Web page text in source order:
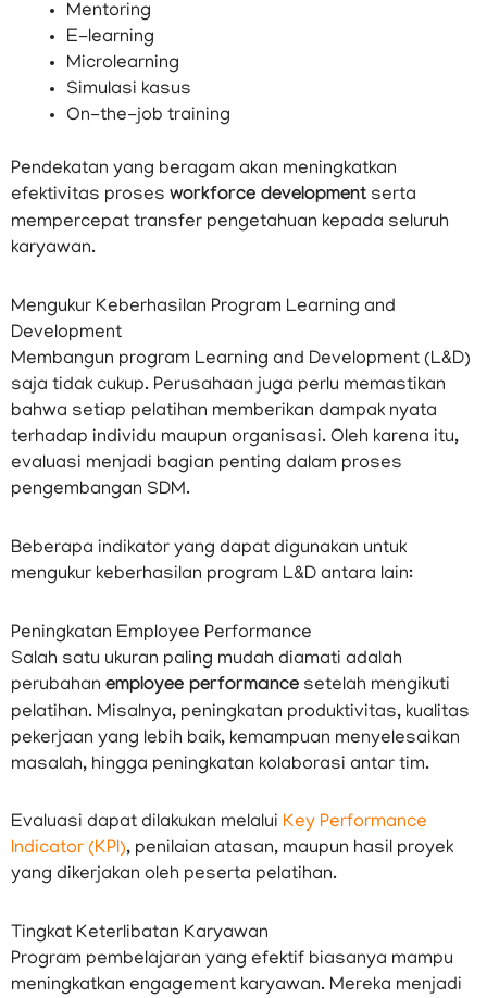
Mentoring
E-learning
Microlearning
Simulasi kasus
On-the-job training
Pendekatan yang beragam akan meningkatkan
efektivitas proses workforce development serta
mempercepat transfer pengetahuan kepada seluruh
karyawan.
Mengukur Keberhasilan Program Learning and
Development
Membangun program Learning and Development (L&D)
saja tidak cukup. Perusahaan juga perlu memastikan
bahwa setiap pelatihan memberikan dampak nyata
terhadap individu maupun organisasi. Oleh karena itu,
evaluasi menjadi bagian penting dalam proses
pengembangan SDM.
Beberapa indikator yang dapat digunakan untuk
mengukur keberhasilan program L&D antara lain:
Peningkatan Employee Performance
Salah satu ukuran paling mudah diamati adalah
perubahan employee performance setelah mengikuti
pelatihan. Misalnya, peningkatan produktivitas, kualitas
pekerjaan yang lebih baik, kemampuan menyelesaikan
masalah, hingga peningkatan kolaborasi antar tim.
Evaluasi dapat dilakukan melalui Key Performance
Indicator (KPI), penilaian atasan, maupun hasil proyek
yang dikerjakan oleh peserta pelatihan.
Tingkat Keterlibatan Karyawan
Program pembelajaran yang efektif biasanya mampu
meningkatkan engagement karyawan. Mereka menjadi